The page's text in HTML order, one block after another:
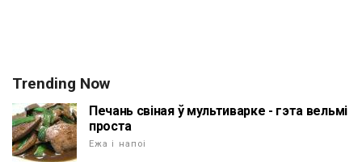
Trending Now
Печань свіная ў мультиварке - гэта вельмі
проста
Ежа і напоі